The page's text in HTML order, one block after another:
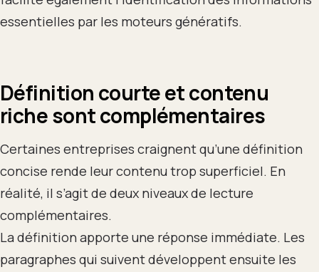
essentielles par les moteurs génératifs.
Définition courte et contenu
riche sont complémentaires
Certaines entreprises craignent qu’une définition
concise rende leur contenu trop superficiel. En
réalité, il s’agit de deux niveaux de lecture
complémentaires.
La définition apporte une réponse immédiate. Les
paragraphes qui suivent développent ensuite les